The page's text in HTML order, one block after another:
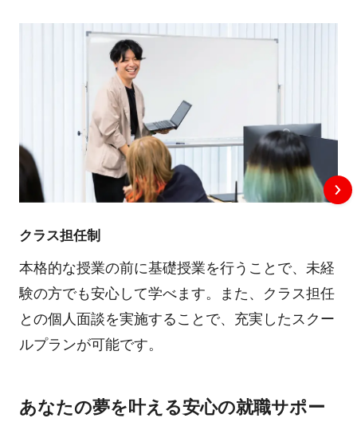
クラス担任制
本格的な授業の前に基礎授業を行うことで、未経
験の方でも安心して学べます。また、クラス担任
との個人面談を実施することで、充実したスクー
ルプランが可能です。
あなたの夢を叶える安心の就職サポー